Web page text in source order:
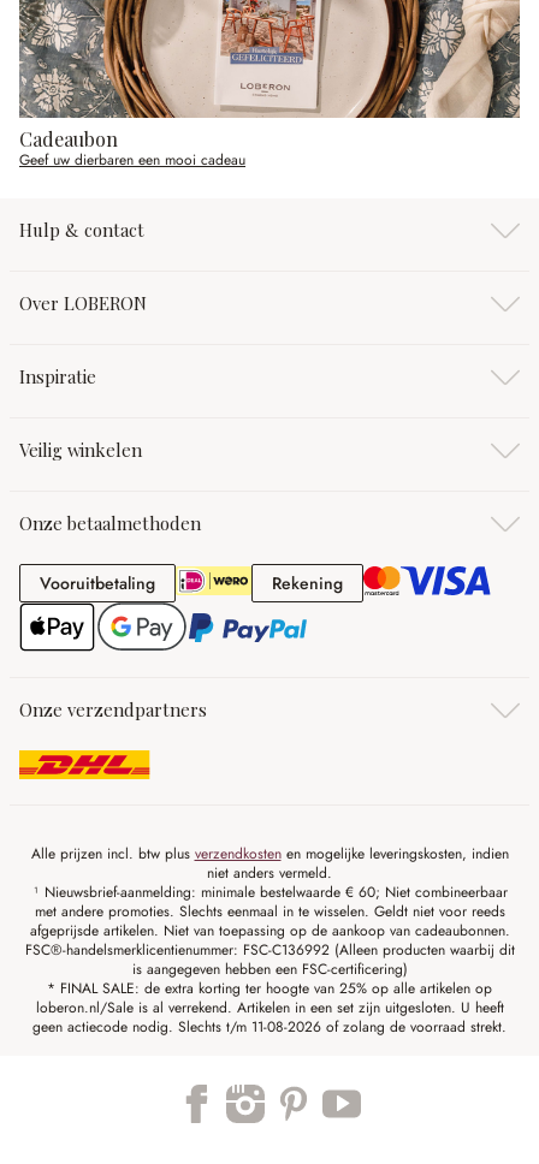
Cadeaubon
Geef uw dierbaren een mooi cadeau
Hulp & contact
Over LOBERON
Inspiratie
Veilig winkelen
Onze betaalmethoden
VooruitbetalingVooruitbetaling RekeningRekening
Onze verzendpartners
Alle prijzen incl. btw plus verzendkostenen mogelijke leveringskosten, indien
niet anders vermeld.
¹ Nieuwsbrief-aanmelding: minimale bestelwaarde € 60; Niet combineerbaar
met andere promoties. Slechts eenmaal in te wisselen. Geldt niet voor reeds
afgeprijsde artikelen. Niet van toepassing op de aankoop van cadeaubonnen.
FSC®-handelsmerklicentienummer: FSC-C136992 (Alleen producten waarbij dit
is aangegeven hebben een FSC-certificering)
* FINAL SALE: de extra korting ter hoogte van 25% op alle artikelen op
loberon.nl/Sale is al verrekend. Artikelen in een set zijn uitgesloten. U heeft
geen actiecode nodig. Slechts t/m 11-08-2026 of zolang de voorraad strekt.